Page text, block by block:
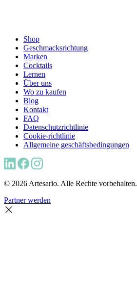
Shop
Geschmacksrichtung
Marken
Cocktails
Lernen
Über uns
Wo zu kaufen
Blog
Kontakt
FAQ
Datenschutzrichtlinie
Cookie-richtlinie
Allgemeine geschäftsbedingungen
© 2026 Artesario. Alle Rechte vorbehalten.
Partner werden